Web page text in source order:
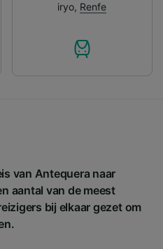
iryo, Renfe
van Antequera naar
aantal van de meest
bij elkaar gezet om